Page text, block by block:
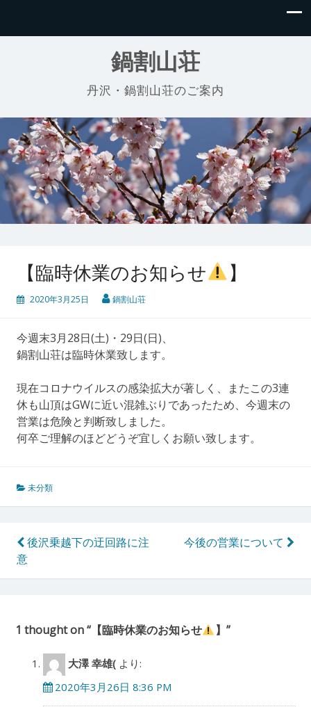
鍋割山荘
丹沢・鍋割山荘のご案内
【臨時休業のお知らせ 】
2020年3月25日 鍋割山荘
今週末3月28日(土)・29日(日)、
鍋割山荘は臨時休業致します。
現在コロナウイルスの感染拡大が著しく、またこの3連
休も山頂はGWに近い混雑ぶりであったため、今週末の
営業は危険と判断致しました。
何卒ご理解のほどどうぞ宜しくお願い致します。
未分類
投
稿
ゲ
ー
後沢乗越下の迂回路に注
意
今後の営業について
1 thought on “ 【臨時休業のお知らせ 】 ”
大澤 幸雄( より:
2020年3月26日 8:36 PM